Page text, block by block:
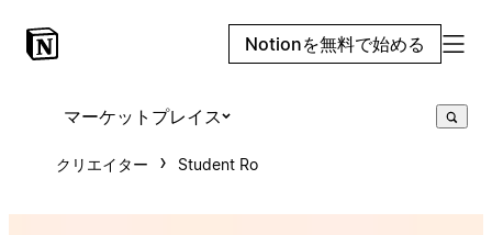
Notionを無料で始める
マーケットプレイス
クリエイター Student Ro